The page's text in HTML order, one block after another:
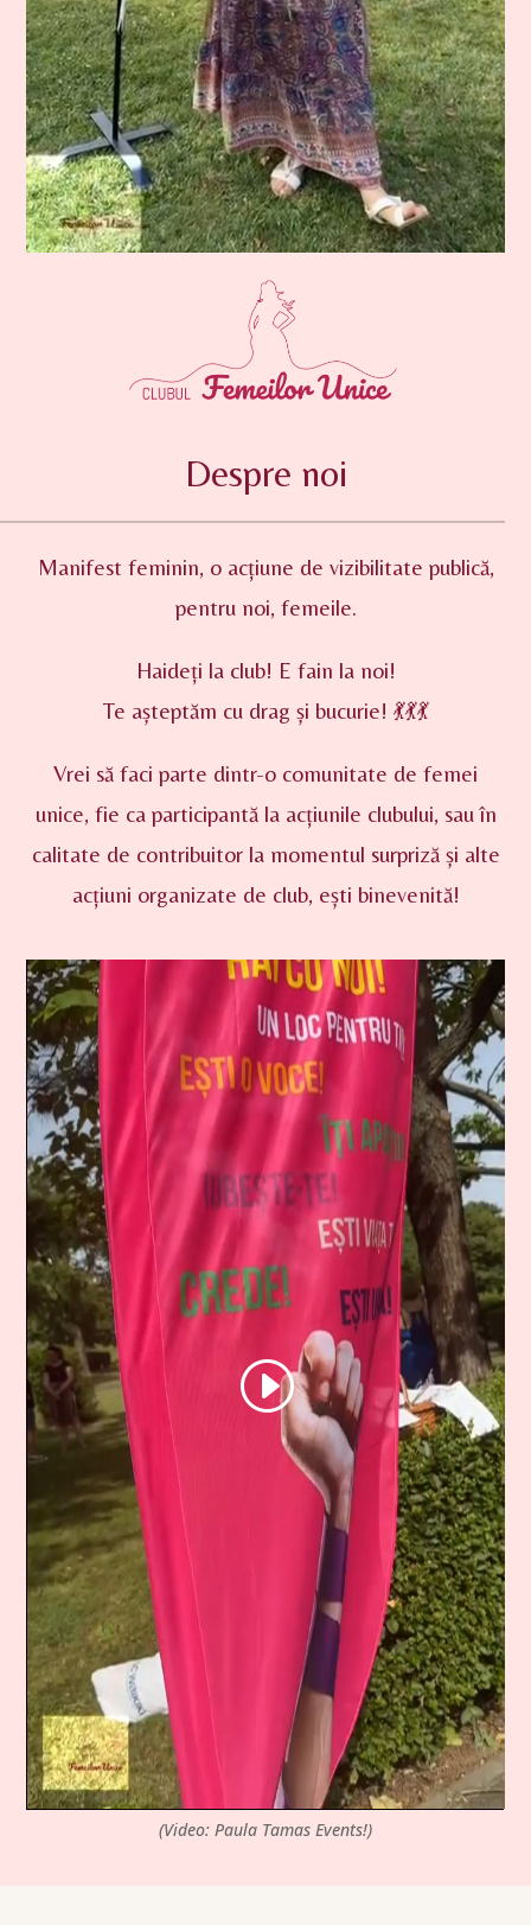
(Video: Paula Tamas Events!)
Despre noi
Manifest feminin, o acțiune de vizibilitate publică,
pentru noi, femeile.
Haideți la club! E fain la noi!
Te așteptăm cu drag și bucurie! 💃💃💃
Vrei să faci parte dintr-o comunitate de femei
unice, fie ca participantă la acțiunile clubului, sau în
calitate de contribuitor la momentul surpriză și alte
acțiuni organizate de club, ești binevenită!